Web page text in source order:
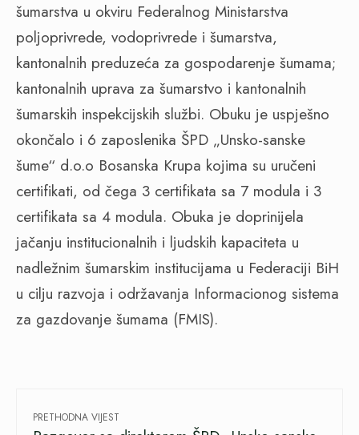
šumarstva u okviru Federalnog Ministarstva
poljoprivrede, vodoprivrede i šumarstva,
kantonalnih preduzeća za gospodarenje šumama;
kantonalnih uprava za šumarstvo i kantonalnih
šumarskih inspekcijskih službi. Obuku je uspješno
okončalo i 6 zaposlenika ŠPD „Unsko-sanske
šume“ d.o.o Bosanska Krupa kojima su uručeni
certifikati, od čega 3 certifikata sa 7 modula i 3
certifikata sa 4 modula. Obuka je doprinijela
jačanju institucionalnih i ljudskih kapaciteta u
nadležnim šumarskim institucijama u Federaciji BiH
u cilju razvoja i održavanja Informacionog sistema
za gazdovanje šumama (FMIS).
PRETHODNA VIJEST